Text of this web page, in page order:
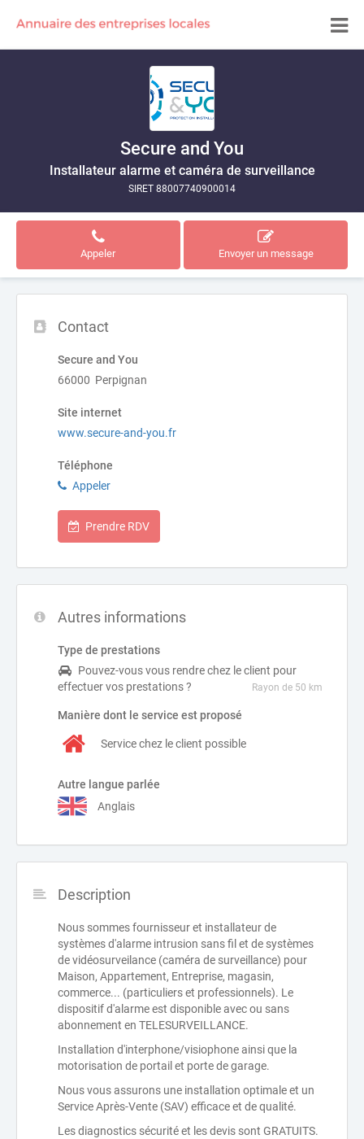
Secure and You
Installateur alarme et caméra de surveillance
SIRET 88007740900014
Appeler Envoyer un message
Contact
Secure and You
66000 Perpignan
Site internet
www.secure-and-you.fr
Téléphone
Appeler
Prendre RDV
Autres informations
Type de prestations
Pouvez-vous vous rendre chez le client pour
effectuer vos prestations ?
Rayon de 50 km
Manière dont le service est proposé
Service chez le client possible
Autre langue parlée
Anglais
Description
Nous sommes fournisseur et installateur de
systèmes d'alarme intrusion sans fil et de systèmes
de vidéosurveilance (caméra de surveillance) pour
Maison, Appartement, Entreprise, magasin,
commerce... (particuliers et professionnels). Le
dispositif d'alarme est disponible avec ou sans
abonnement en TELESURVEILLANCE.
Installation d'interphone/visiophone ainsi que la
motorisation de portail et porte de garage.
Nous vous assurons une installation optimale et un
Service Après-Vente (SAV) efficace et de qualité.
Les diagnostics sécurité et les devis sont GRATUITS.